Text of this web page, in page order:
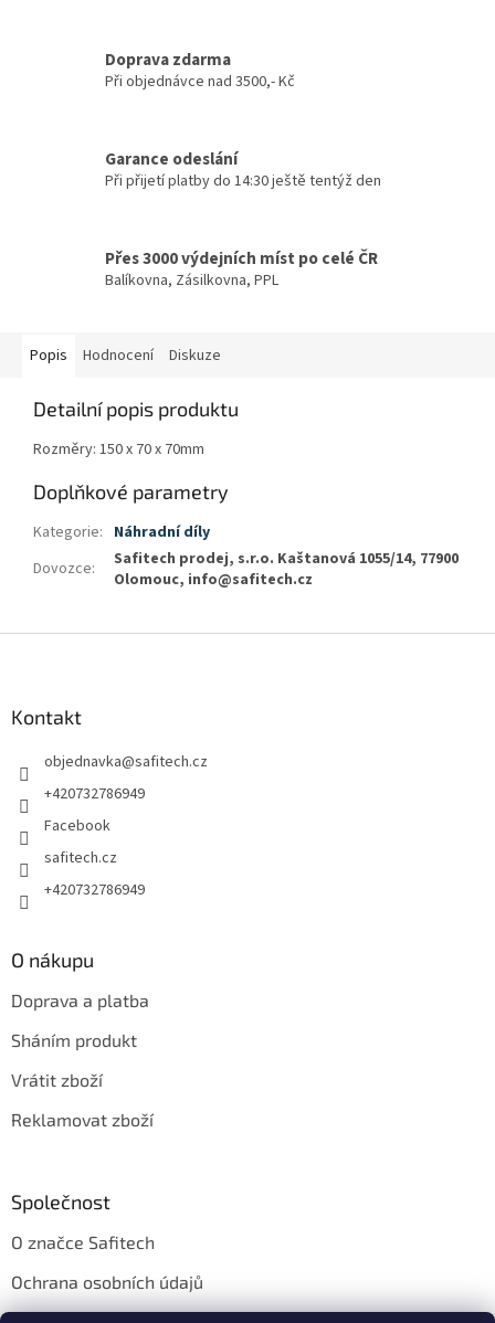
Doprava zdarma
Při objednávce nad 3500,- Kč
Garance odeslání
Při přijetí platby do 14:30 ještě tentýž den
Přes 3000 výdejních míst po celé ČR
Balíkovna, Zásilkovna, PPL
Popis Hodnocení Diskuze
Detailní popis produktu
Rozměry: 150 x 70 x 70mm
Doplňkové parametry
Kategorie: Náhradní díly
Dovozce:
Safitech prodej, s.r.o. Kaštanová 1055/14, 77900
Olomouc, info@safitech.cz
Kontakt
objednavka@safitech.cz
+420732786949
Facebook
safitech.cz
+420732786949
O nákupu
Doprava a platba
Sháním produkt
Vrátit zboží
Reklamovat zboží
Společnost
O značce Safitech
Ochrana osobních údajů